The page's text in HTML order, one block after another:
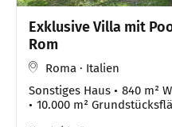
Exklusive Villa mit
Rom
Roma · Italien
Sonstiges Haus
840 m²
10.000 m²